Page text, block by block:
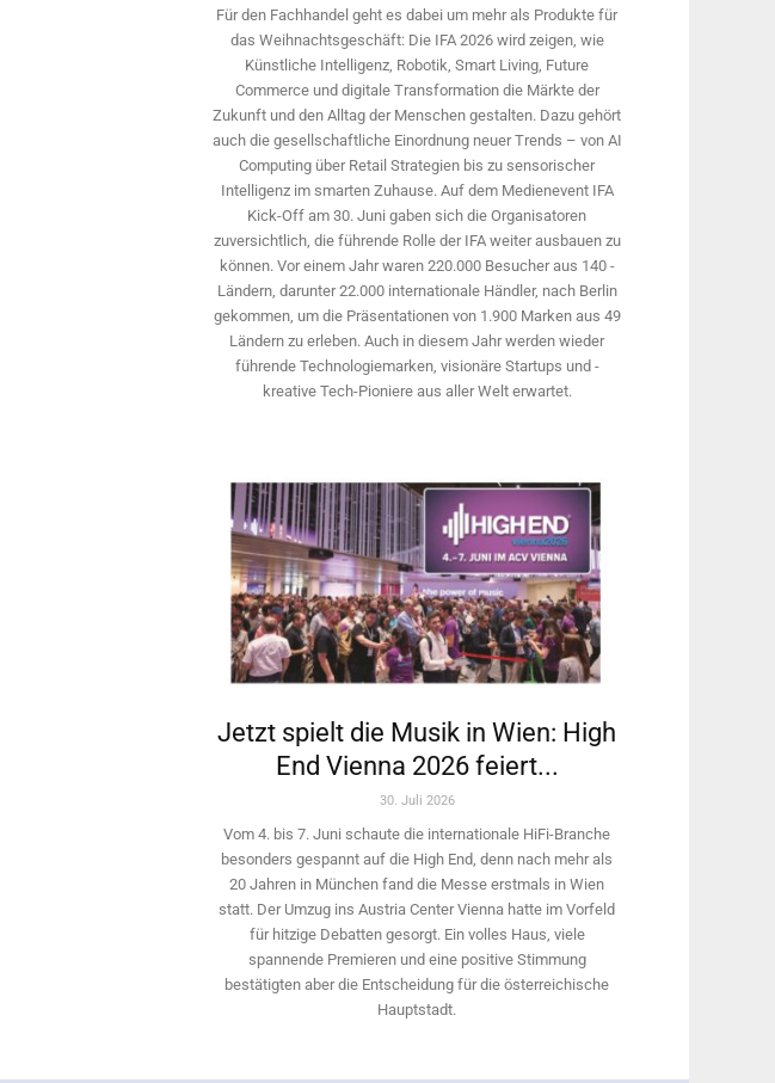
Für den Fachhandel geht es dabei um mehr als Produkte für
das Weihnachtsgeschäft: Die IFA 2026 wird ­zeigen, wie
Künstliche Intelligenz, Robotik, Smart Living, Future
Commerce und digitale Trans­formation die Märkte der
Zukunft und den Alltag der Menschen gestalten. Dazu gehört
auch die gesellschaftliche Einordnung neuer Trends – von AI
Computing über Retail Strategien bis zu sensorischer
Intelligenz im smarten Zuhause. Auf dem Medien­event IFA
Kick-Off am 30. Juni gaben sich die Organisatoren
zuversichtlich, die führende Rolle der IFA weiter ausbauen zu
können. Vor einem Jahr ­waren 220.000 Besucher aus 140 ­
Ländern, ­darunter 22.000 internationale Händler, nach Berlin
gekommen, um die Präsen­tationen von 1.900 Marken aus 49
Ländern zu erleben. Auch in diesem Jahr werden wieder
führende Technologiemarken, visionäre Startups und ­
kreative Tech-Pioniere aus aller Welt erwartet.
Jetzt spielt die Musik in Wien: High
End Vienna 2026 feiert...
30. Juli 2026
Vom 4. bis 7. Juni schaute die internationale HiFi-Branche
besonders gespannt auf die High End, denn nach mehr als
20 Jahren in München fand die Messe erstmals in Wien
statt. Der Umzug ins Austria Center Vienna hatte im Vorfeld
für hitzige Debatten gesorgt. Ein volles Haus, viele
spannende Premieren und eine positive Stimmung
bestätigten aber die Entscheidung für die österreichische
Hauptstadt.